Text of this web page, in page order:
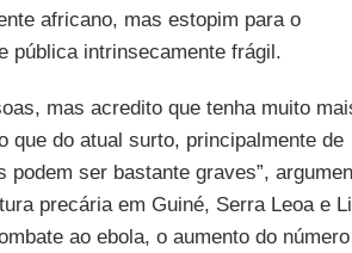
africano, mas estopim para o
pública intrinsecamente frágil.
mas acredito que tenha muito
que do atual surto, principalmente de
ser bastante graves”,
precária em Guiné, Serra Leoa e
ao ebola, o aumento do